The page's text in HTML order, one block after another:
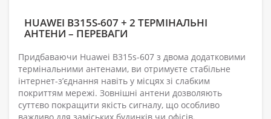
HUAWEI B315S-607 + 2 ТЕРМІНАЛЬНІ
АНТЕНИ – ПЕРЕВАГИ
Придбаваючи Huawei B315s-607 з двома додатковими
термінальними антенами, ви отримуєте стабільне
інтернет-з’єднання навіть у місцях зі слабким
покриттям мережі. Зовнішні антени дозволяють
суттєво покращити якість сигналу, що особливо